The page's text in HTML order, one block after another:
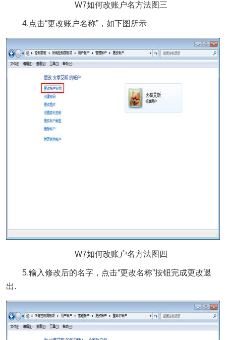
W7如何改账户名方法图三
4.点击“更改账户名称”，如下图所示
W7如何改账户名方法图四
5.输入修改后的名字，点击“更改名称”按钮完成更改退
出.